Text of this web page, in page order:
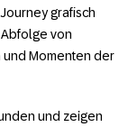
grafisch
von
und Momenten der
und zeigen